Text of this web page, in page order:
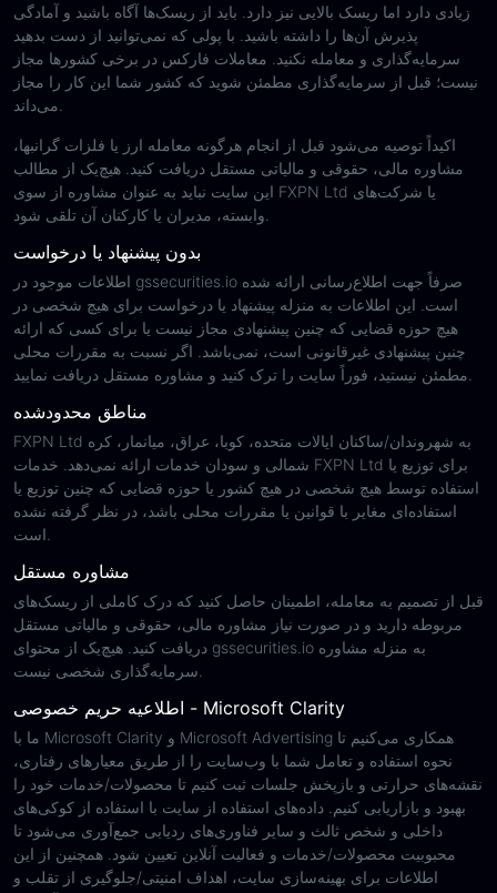
زیادی دارد اما ریسک بالایی نیز دارد. باید از ریسک‌ها آگاه باشید و آمادگی
پذیرش آن‌ها را داشته باشید. با پولی که نمی‌توانید از دست بدهید
سرمایه‌گذاری و معامله نکنید. معاملات فارکس در برخی کشورها مجاز
نیست؛ قبل از سرمایه‌گذاری مطمئن شوید که کشور شما این کار را مجاز
اکیداً توصیه می‌شود قبل از انجام هرگونه معامله ارز یا فلزات گرانبها،
مشاوره مالی، حقوقی و مالیاتی مستقل دریافت کنید. هیچ‌یک از مطالب
این سایت نباید به عنوان مشاوره از سوی FXPN Ltd یا شرکت‌های
بدون پیشنهاد یا درخواست
اطلاعات موجود در gssecurities.io صرفاً جهت اطلاع‌رسانی ارائه شده
است. این اطلاعات به منزله پیشنهاد یا درخواست برای هیچ شخصی در
هیچ حوزه قضایی که چنین پیشنهادی مجاز نیست یا برای کسی که ارائه
چنین پیشنهادی غیرقانونی است، نمی‌باشد. اگر نسبت به مقررات محلی
مناطق محدودشده
FXPN Ltd به شهروندان/ساکنان ایالات متحده، کوبا، عراق، میانمار، کره
شمالی و سودان خدمات ارائه نمی‌دهد. خدمات FXPN Ltd برای توزیع یا
استفاده توسط هیچ شخصی در هیچ کشور یا حوزه قضایی که چنین توزیع یا
استفاده‌ای مغایر با قوانین یا مقررات محلی باشد، در نظر گرفته نشده
مشاوره مستقل
قبل از تصمیم به معامله، اطمینان حاصل کنید که درک کاملی از ریسک‌های
مربوطه دارید و در صورت نیاز مشاوره مالی، حقوقی و مالیاتی مستقل
دریافت کنید. هیچ‌یک از محتوای gssecurities.io به منزله مشاوره
اطلاعیه حریم خصوصی - Microsoft Clarity
ما با Microsoft Clarity و Microsoft Advertising همکاری می‌کنیم تا
نحوه استفاده و تعامل شما با وب‌سایت را از طریق معیارهای رفتاری،
نقشه‌های حرارتی و بازپخش جلسات ثبت کنیم تا محصولات/خدمات خود را
بهبود و بازاریابی کنیم. داده‌های استفاده از سایت با استفاده از کوکی‌های
داخلی و شخص ثالث و سایر فناوری‌های ردیابی جمع‌آوری می‌شود تا
محبوبیت محصولات/خدمات و فعالیت آنلاین تعیین شود. همچنین از این
اطلاعات برای بهینه‌سازی سایت، اهداف امنیتی/جلوگیری از تقلب و